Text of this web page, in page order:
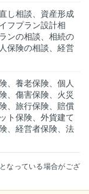
し相談、資産形成
フプラン設計相
ンの相談、相続の
保険の相談、経営
、養老保険、個人
、傷害保険、火災
、旅行保険、賠償
ト保険、外貨建て
、経営者保険、法
なっている場合がござ